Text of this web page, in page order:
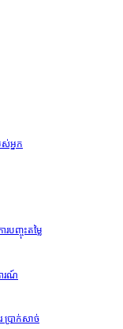
ស់អ្នក
បញ្ចុះតម្លៃ
រណ៍
ប្រាក់សាច់